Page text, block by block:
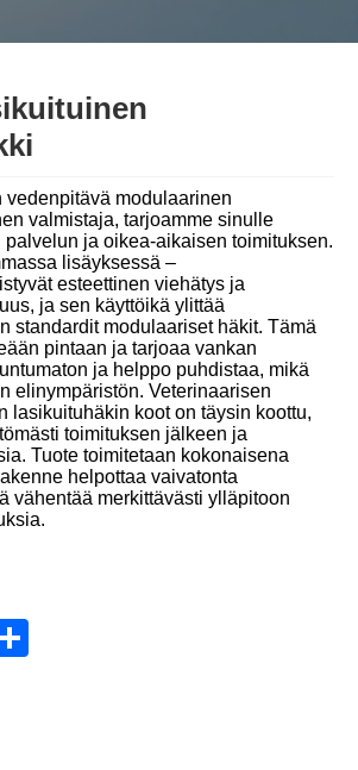
Malay
Dansk
Suomi
हिन्दी
Pilipino
modulaarinen
valmistaja, tarjoamme sinulle
ja oikea-aikaisen toimituksen.
lisäyksessä –
esteettinen viehätys ja
ja sen käyttöikä ylittää
standardit modulaariset häkit. Tämä
pintaan ja tarjoaa vankan
ja helppo puhdistaa, mikä
elinympäristön. Veterinaarisen
lasikuituhäkin koot on täysin koottu,
toimituksen jälkeen ja
Tuote toimitetaan kokonaisena
helpottaa vaivatonta
vähentää merkittävästi ylläpitoon
Share